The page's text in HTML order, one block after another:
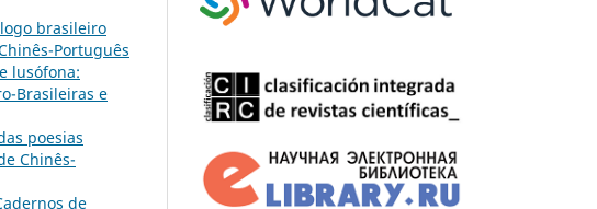
brasileiro
Português
lusófona:
Brasileiras e
poesias
Chinês-
de